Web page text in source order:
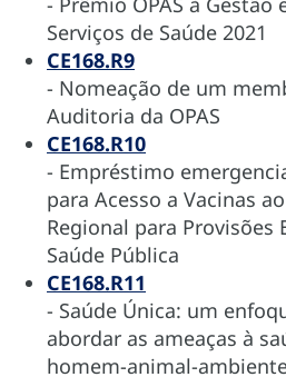
Serviços de Saúde 2021
CE168.R9
- Nomeação de um
Auditoria da OPAS
CE168.R10
- Empréstimo
para Acesso a Vacinas
Regional para Provisões
Saúde Pública
CE168.R11
- Saúde Única: um
abordar as ameaças à
homem-animal-